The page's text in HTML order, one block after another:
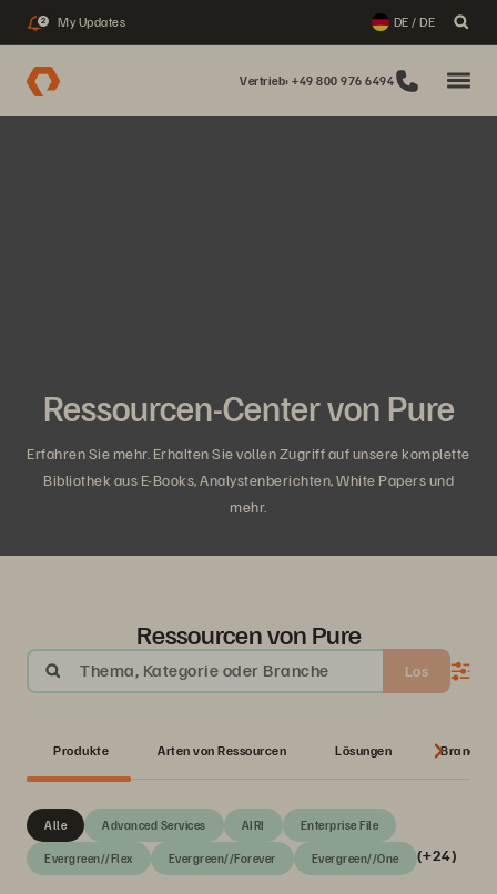
2 My Updates DE / DE
Vertrieb: +49 800 976 6494
Ressourcen-Center von Pure
Erfahren Sie mehr. Erhalten Sie vollen Zugriff auf unsere komplette
Bibliothek aus E-Books, Analystenberichten, White Papers und
mehr.
Ressourcen von Pure
Thema, Kategorie oder Branche Los
Produkte Arten von Ressourcen Lösungen Branchen
Alle Advanced Services AIRI Enterprise File
Evergreen//Flex Evergreen//Forever Evergreen//One (+24)